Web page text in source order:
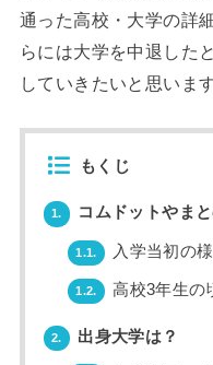
通った高校・大学の詳
らには大学を中退した
していきたいと思います
もくじ
1. コムドットやま
1.1. 入学当初の
1.2. 高校3年生の
2. 出身大学は？